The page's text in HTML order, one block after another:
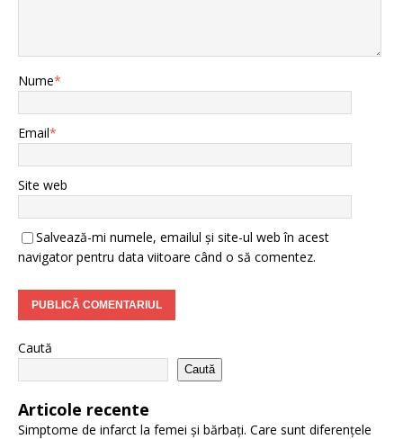
Nume*
Email*
Site web
Salvează-mi numele, emailul și site-ul web în acest
navigator pentru data viitoare când o să comentez.
Caută
Caută
Articole recente
Simptome de infarct la femei și bărbați. Care sunt diferențele